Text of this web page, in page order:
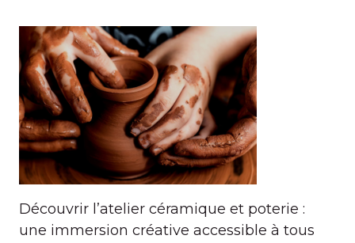
Découvrir l’atelier céramique et poterie :
une immersion créative accessible à tous